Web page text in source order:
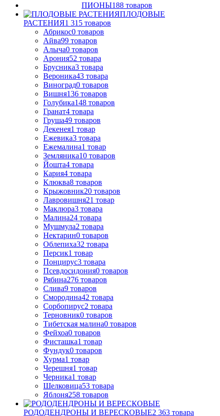
ПИОНЫ188 товаров
ПЛОДОВЫЕ
РАСТЕНИЯ1 315 товаров
Абрикос0 товаров
Айва99 товаров
Алыча0 товаров
Арония52 товара
Брусника3 товара
Вероника43 товара
Виноград0 товаров
Вишня136 товаров
Голубика148 товаров
Гранат4 товара
Груша49 товаров
Декенея1 товар
Ежевика3 товара
Ежемалина1 товар
Земляника10 товаров
Йошта4 товара
Кария4 товара
Клюква8 товаров
Крыжовник20 товаров
Лавровишня21 товар
Маклюра3 товара
Малина24 товара
Мушмула2 товара
Нектарин0 товаров
Облепиха32 товара
Персик1 товар
Понцирус3 товара
Псевдосидония0 товаров
Рябина276 товаров
Слива9 товаров
Смородина42 товара
Сорбопирус2 товара
Терновник0 товаров
Тибетская малина0 товаров
Фейхоа0 товаров
Фисташка1 товар
Фундук0 товаров
Хурма1 товар
Черешня1 товар
Черника1 товар
Шелковица53 товара
Яблоня258 товаров
РОДОДЕНДРОНЫ И ВЕРЕСКОВЫЕ2 363 товара